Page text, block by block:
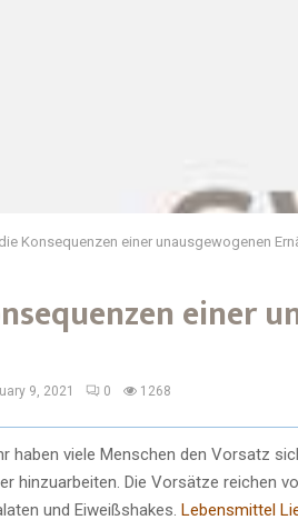
Konsequenzen einer unausgewogenen
einer
9, 2021 0 1268
haben viele Menschen den Vorsatz
hinzuarbeiten. Die Vorsätze reichen
und Eiweißshakes. Lebensmittel